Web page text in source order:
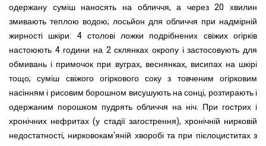
одержану суміш наносять на обличчя, а через 20 хвилин
змивають теплою водою; лосьйон для обличчя при надмірній
жирності шкіри: 4 столові ложки подрібнених свіжих огірків
настоюють 4 години на 2 склянках окропу і застосовують для
обмивань і примочок при вуграх, веснянках, висипах на шкірі
тощо; суміш свіжого огіркового соку з товченим огірковим
насінням і рисовим борошном висушують на сонці, розтирають і
одержаним порошком пудрять обличчя на ніч. При гострих і
хронічних нефритах (у стадії загострення), хронічній нирковій
недостатності, нирковокам'яній хворобі та при пієлоциститах з